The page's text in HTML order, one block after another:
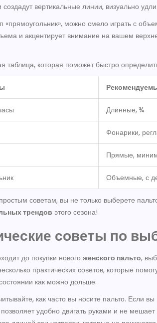
вертикальные линии, визуально
«прямоугольник», можно смело играть с
и акцентирует внимание на вашем
таблица, которая поможет быстро
Длинные, ¾
Фонарики,
Прямые,
Объемные, с
советам, вы не только выберете
трендов этого сезона!
советы по
до покупки нового женского пальто,
практических советов, которые
как можно дольше.
как часто вы носите пальто. Если
удобно двигать руками и не